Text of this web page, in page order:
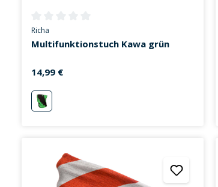
Durchschnittliche Bewertung von 0 von 5 Sternen
Richa
Multifunktionstuch Kawa grün
14,99 €
grün